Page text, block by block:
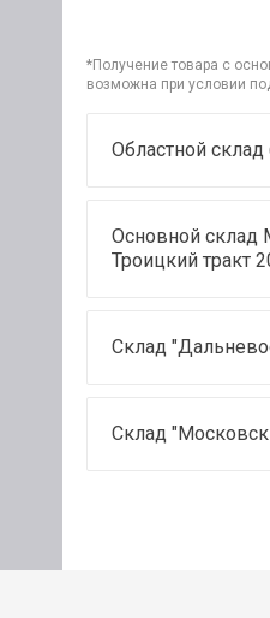
*Получение товара с
возможна при условии
Областной
Основной склад
Троицкий тракт
Склад
Склад